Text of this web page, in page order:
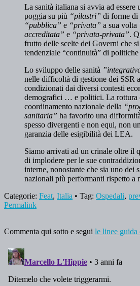
La sanità italiana si avvia ad essere
poggia su più “pilastri” di forme di
“pubblica” e “privata” a sua volta
accreditata” e “privata-privata”.
frutto delle scelte dei Governi che
tendenziale “continuità” di politiche
Lo sviluppo delle sanità
nelle difficoltà di gestione dei SSR
condizionati dai diversi contesti
demografici … e politici. La rottura
coordinamento nazionale della
sanitaria” ha favorito una
spesso divergenti e non equi, non
garanzia delle esigibilità dei LEA.
Siamo arrivati ad un crinale oltre il
di implodere per le sue
interne, nonostante che sia uno dei
nazionali più performanti rispetto a
Categorie: Feat, Italia • Tag: Ospedali,
Permalink
Commenta qui sotto e segui le linee guida